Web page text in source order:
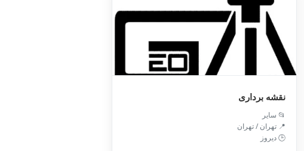
نقشه برداری
📂 سایر
📍 تهران / تهران
🕒 دیروز